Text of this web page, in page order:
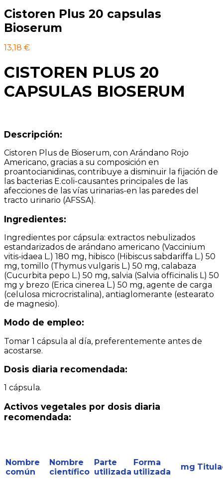
Cistoren Plus 20 capsulas
Bioserum
13,18 €
CISTOREN PLUS 20
CAPSULAS BIOSERUM
Descripción:
Cistoren Plus de Bioserum, con Arándano Rojo
Americano, gracias a su composición en
proantocianidinas, contribuye a disminuir la fijación de
las bacterias E.coli-causantes principales de las
afecciones de las vías urinarias-en las paredes del
tracto urinario (AFSSA).
Ingredientes:
Ingredientes por cápsula: extractos nebulizados
estandarizados de arándano americano (Vaccinium
vitis-idaea L.) 180 mg, hibisco (Hibiscus sabdariffa L.) 50
mg, tomillo (Thymus vulgaris L.) 50 mg, calabaza
(Cucurbita pepo L.) 50 mg, salvia (Salvia officinalis L) 50
mg y brezo (Erica cinerea L.) 50 mg, agente de carga
(celulosa microcristalina), antiaglomerante (estearato
de magnesio).
Modo de empleo:
Tomar 1 cápsula al día, preferentemente antes de
acostarse.
Dosis diaria recomendada:
1 cápsula.
Activos vegetales por dosis diaria
recomendada:
Nombre
común
Nombre
científico
Parte
utilizada
Forma
utilizada
mg